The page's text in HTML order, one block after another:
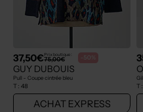
37,50€Prix boutique :
75,00€ -50%
GUY DUBOUIS
Pull - Coupe cintrée bleu
T : 48
ACHAT EXPRESS
T :